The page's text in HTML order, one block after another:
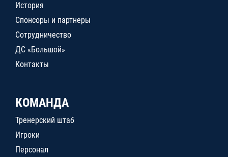
История
Спонсоры и партнеры
Сотрудничество
ДС «Большой»
Контакты
КОМАНДА
Тренерский штаб
Игроки
Персонал